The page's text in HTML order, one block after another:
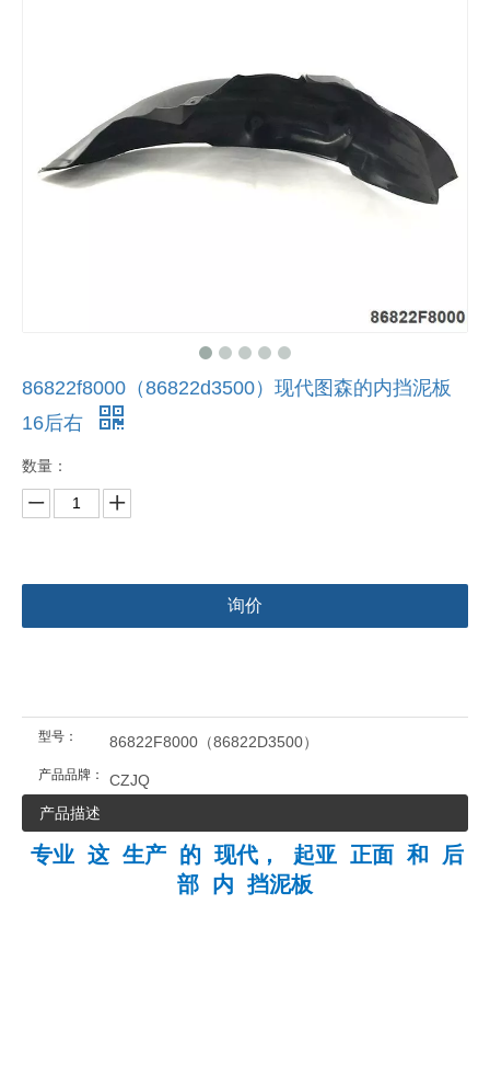
86822f8000（86822d3500）现代图森的内挡泥板
16后右
数量：
询价
型号： 86822F8000（86822D3500）
产品品牌：
CZJQ
产品描述
专业 这 生产 的 现代， 起亚 正面 和 后
部 内 挡泥板